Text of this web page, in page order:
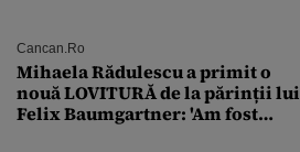
Cancan.ro
Mihaela Rădulescu a primit o
nouă LOVITURĂ de la părinții lui
Felix Baumgartner: 'Am fost